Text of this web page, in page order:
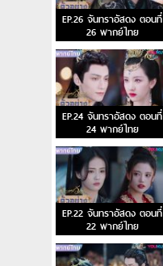
EP.26 จันทราอัสดง ตอนที่
26 พากย์ไทย
EP.24 จันทราอัสดง ตอนที่
24 พากย์ไทย
EP.22 จันทราอัสดง ตอนที่
22 พากย์ไทย